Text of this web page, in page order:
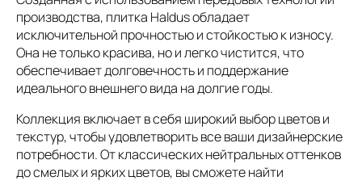
производства, плитка Haldus обладает
исключительной прочностью и стойкостью к износу.
Она не только красива, но и легко чистится, что
обеспечивает долговечность и поддержание
идеального внешнего вида на долгие годы.
Коллекция включает в себя широкий выбор цветов и
текстур, чтобы удовлетворить все ваши дизайнерские
потребности. От классических нейтральных оттенков
до смелых и ярких цветов, вы сможете найти